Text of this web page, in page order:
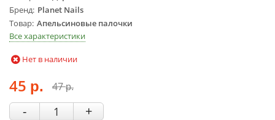
педикюра
Инструменты
Лампы
Пылесосы
Стерилизаторы
УЗ-ванны
Бренд Planet Nails
Товар Апельсиновые палочки
Все характеристики
Нет в наличии
45 р. 47р.
- +